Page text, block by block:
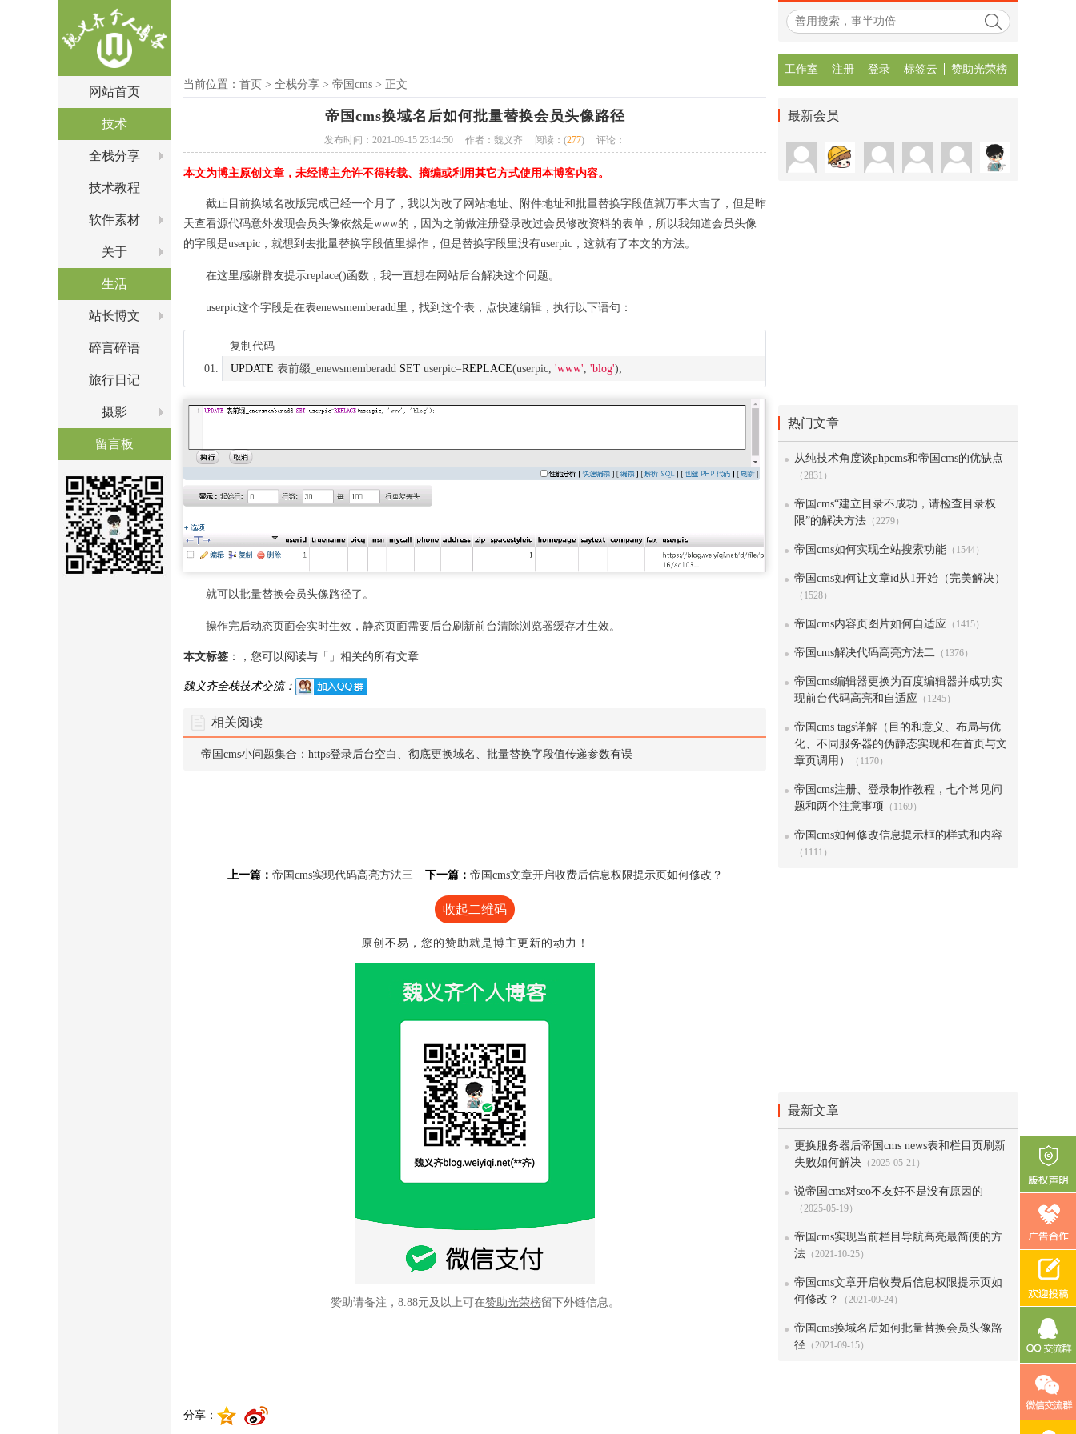
网站首页
全栈分享
技术教程
软件素材
关于
站长博文
碎言碎语
旅行日记
摄影
留言板
技术
生活
当前位置： 首页 > 全栈分享 > 帝国cms > 正文
帝国cms换域名后如何批量替换会员头像路径
发布时间：2021-09-15 23:14:50 作者：魏义齐 阅读：(277) 评论：
本文为博主原创文章，未经博主允许不得转载、摘编或利用其它方式使用本博客内容。
截止目前换域名改版完成已经一个月了，我以为改了网站地址、附件地址和批量替换字段值就万事大吉了，但是昨
天查看源代码意外发现会员头像依然是www的，因为之前做注册登录改过会员修改资料的表单，所以我知道会员头像
的字段是userpic，就想到去批量替换字段值里操作，但是替换字段里没有userpic，这就有了本文的方法。
在这里感谢群友提示replace()函数，我一直想在网站后台解决这个问题。
userpic这个字段是在表enewsmemberadd里，找到这个表，点快速编辑，执行以下语句：
复制代码
UPDATE 表前缀_enewsmemberadd SET userpic=REPLACE(userpic, 'www', 'blog');
就可以批量替换会员头像路径了。
操作完后动态页面会实时生效，静态页面需要后台刷新前台清除浏览器缓存才生效。
本文标签 ：，您可以阅读与「」相关的所有文章
魏义齐全栈技术交流：
相关阅读
帝国cms小问题集合：https登录后台空白、彻底更换域名、批量替换字段值传递参数有误
上一篇： 帝国cms实现代码高亮方法三 下一篇： 帝国cms文章开启收费后信息权限提示页如何修改？
收起二维码
原创不易，您的赞助就是博主更新的动力！
赞助请备注，8.88元及以上可在赞助光荣榜留下外链信息。
分享：
工作室 注册 登录 标签云 赞助光荣榜
最新会员
热门文章
从纯技术角度谈phpcms和帝国cms的优缺点
（2831）
帝国cms“建立目录不成功，请检查目录权
限”的解决方法 （2279）
帝国cms如何实现全站搜索功能 （1544）
帝国cms如何让文章id从1开始（完美解决）
（1528）
帝国cms内容页图片如何自适应 （1415）
帝国cms解决代码高亮方法二 （1376）
帝国cms编辑器更换为百度编辑器并成功实
现前台代码高亮和自适应 （1245）
帝国cms tags详解（目的和意义、布局与优
化、不同服务器的伪静态实现和在首页与文
章页调用）
（1170）
帝国cms注册、登录制作教程，七个常见问
题和两个注意事项 （1169）
帝国cms如何修改信息提示框的样式和内容
（1111）
最新文章
更换服务器后帝国cms news表和栏目页刷新
失败如何解决 （2025-05-21）
说帝国cms对seo不友好不是没有原因的
（2025-05-19）
帝国cms实现当前栏目导航高亮最简便的方
法 （2021-10-25）
帝国cms文章开启收费后信息权限提示页如
何修改？
（2021-09-24）
帝国cms换域名后如何批量替换会员头像路
径 （2021-09-15）